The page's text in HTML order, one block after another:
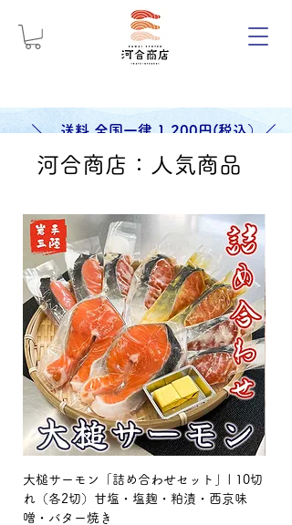
＼ 送料 全国一律 1,200円(税込）／
河合商店：人気商品
大槌サーモン「詰め合わせセット」| 10切
れ（各2切）甘塩・塩麹・粕漬・西京味
噌・バター焼き